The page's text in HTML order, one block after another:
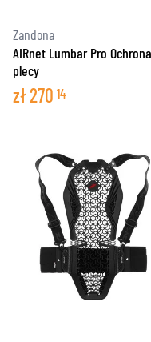
Zandona
AIRnet Lumbar Pro
plecy
zł270 14